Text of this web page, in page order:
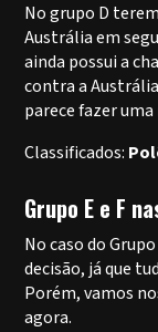
No grupo D
Austrália em
ainda possui a
contra a
parece fazer
Classificados:
Grupo E e F
No caso do
decisão, já que
Porém, vamos
agora.